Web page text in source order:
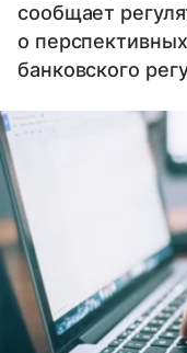
сообщает
о
банковского